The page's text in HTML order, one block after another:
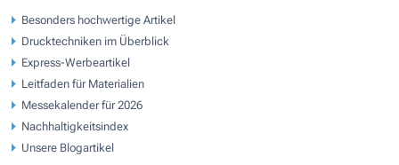
Besonders hochwertige Artikel
Drucktechniken im Überblick
Express-Werbeartikel
Leitfaden für Materialien
Messekalender für 2026
Nachhaltigkeitsindex
Unsere Blogartikel